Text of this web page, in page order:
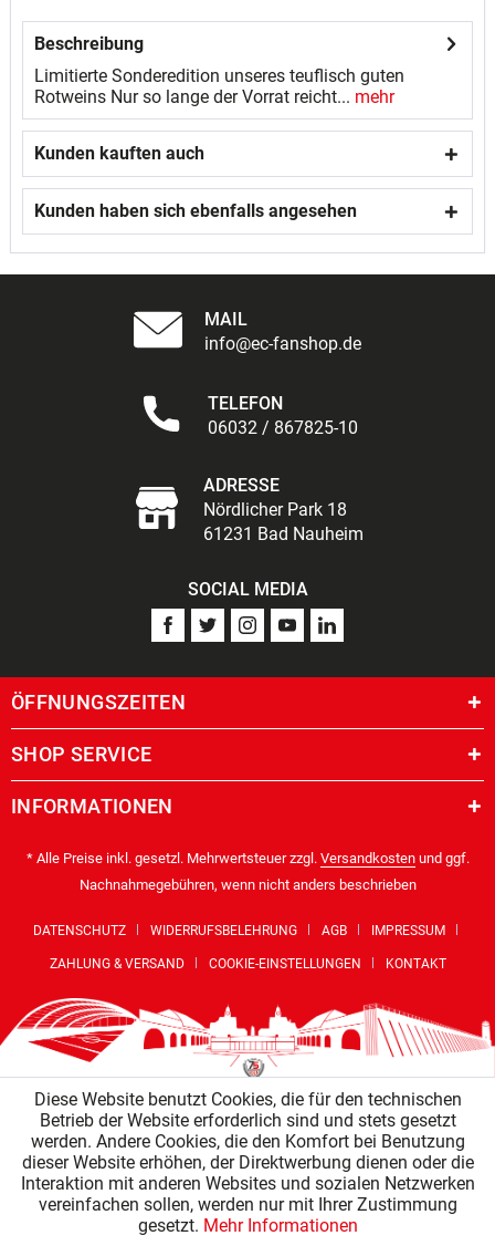
Beschreibung
Limitierte Sonderedition unseres teuflisch guten
Rotweins Nur so lange der Vorrat reicht... mehr
Kunden kauften auch
Kunden haben sich ebenfalls angesehen
MAIL
info@ec-fanshop.de
TELEFON
06032 / 867825-10
ADRESSE
Nördlicher Park 18
61231 Bad Nauheim
SOCIAL MEDIA
ÖFFNUNGSZEITEN
SHOP SERVICE
INFORMATIONEN
* Alle Preise inkl. gesetzl. Mehrwertsteuer zzgl. Versandkostenund ggf.
Nachnahmegebühren, wenn nicht anders beschrieben
DATENSCHUTZ WIDERRUFSBELEHRUNG AGB IMPRESSUM
ZAHLUNG & VERSAND COOKIE-EINSTELLUNGEN KONTAKT
Diese Website benutzt Cookies, die für den technischen
Betrieb der Website erforderlich sind und stets gesetzt
werden. Andere Cookies, die den Komfort bei Benutzung
dieser Website erhöhen, der Direktwerbung dienen oder die
Interaktion mit anderen Websites und sozialen Netzwerken
vereinfachen sollen, werden nur mit Ihrer Zustimmung
gesetzt. Mehr Informationen